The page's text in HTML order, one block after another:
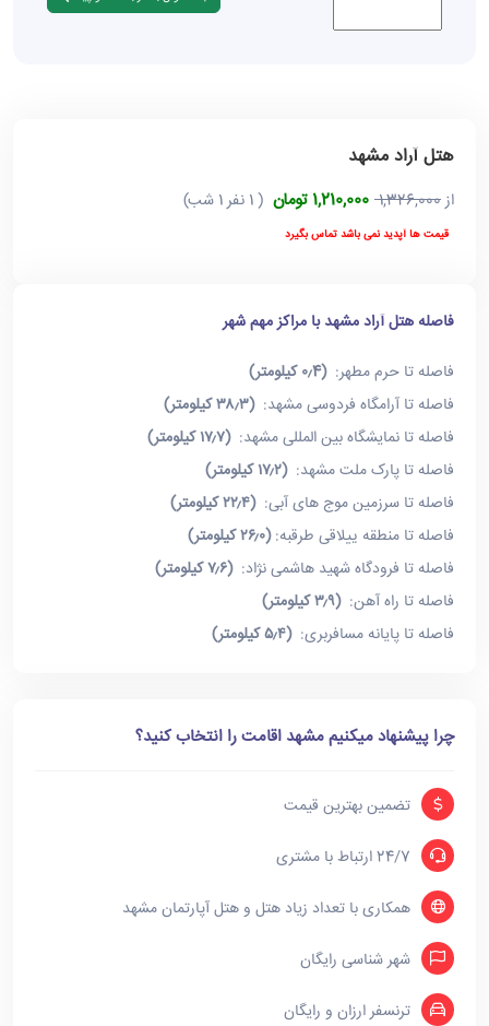
هتل آراد مشهد
از1,326,000 1,210,000 تومان ( 1 نفر 1 شب)
قیمت ها آپدید نمی باشد تماس بگیرد
فاصله هتل آراد مشهد با مراکز مهم شهر
فاصله تا حرم مطهر:(۰٫4 کیلومتر)
فاصله تا آرامگاه فردوسی مشهد:(۳۸٫۳ کیلومتر)
فاصله تا نمایشگاه بین المللی مشهد:(۱۷٫۷ کیلومتر)
فاصله تا پارک ملت مشهد:(۱۷٫۲ کیلومتر)
فاصله تا سرزمین موج های آبی:(۲۲٫۴ کیلومتر)
فاصله تا منطقه ییلاقی طرقبه:(۲۶٫۰ کیلومتر)
فاصله تا فرودگاه شهید هاشمی نژاد:(۷٫۶ کیلومتر)
فاصله تا راه آهن:(۳٫۹ کیلومتر)
فاصله تا پایانه مسافربری:(۵٫۴ کیلومتر)
چرا پیشنهاد میکنیم مشهد اقامت را انتخاب کنید؟
تضمین بهترین قیمت
24/7 ارتباط با مشتری
همکاری با تعداد زیاد هتل و هتل آپارتمان مشهد
شهر شناسی رایگان
ترنسفر ارزان و رایگان